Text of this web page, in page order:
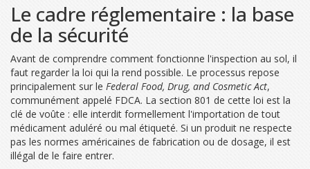
Le cadre réglementaire : la base
de la sécurité
Avant de comprendre comment fonctionne l'inspection au sol, il
faut regarder la loi qui la rend possible. Le processus repose
principalement sur le Federal Food, Drug, and Cosmetic Act,
communément appelé FDCA. La section 801 de cette loi est la
clé de voûte : elle interdit formellement l'importation de tout
médicament aduléré ou mal étiqueté. Si un produit ne respecte
pas les normes américaines de fabrication ou de dosage, il est
illégal de le faire entrer.